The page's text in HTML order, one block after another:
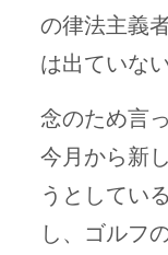
の律法主義
は出ていな
念のため言
今月から新
うとしてい
し、ゴルフ